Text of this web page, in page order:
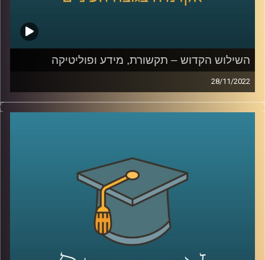
השילוש הקדוש – תקשורת, מידע ופוליטיקה
28/11/2022
פוליטיקה, תקשורת ומידע תמיד הלכו יחדיו. בשנים האחרונות
האלה נוספו לשילוש הזה נדבכים נוספים, כמו הרשת החברתית
AudioVersity